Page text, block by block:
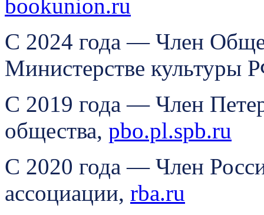
bookunion.ru
С 2024 года — Член
Министерстве культуры
С 2019 года — Член
общества, pbo.pl.spb.ru
С 2020 года — Член
ассоциации, rba.ru